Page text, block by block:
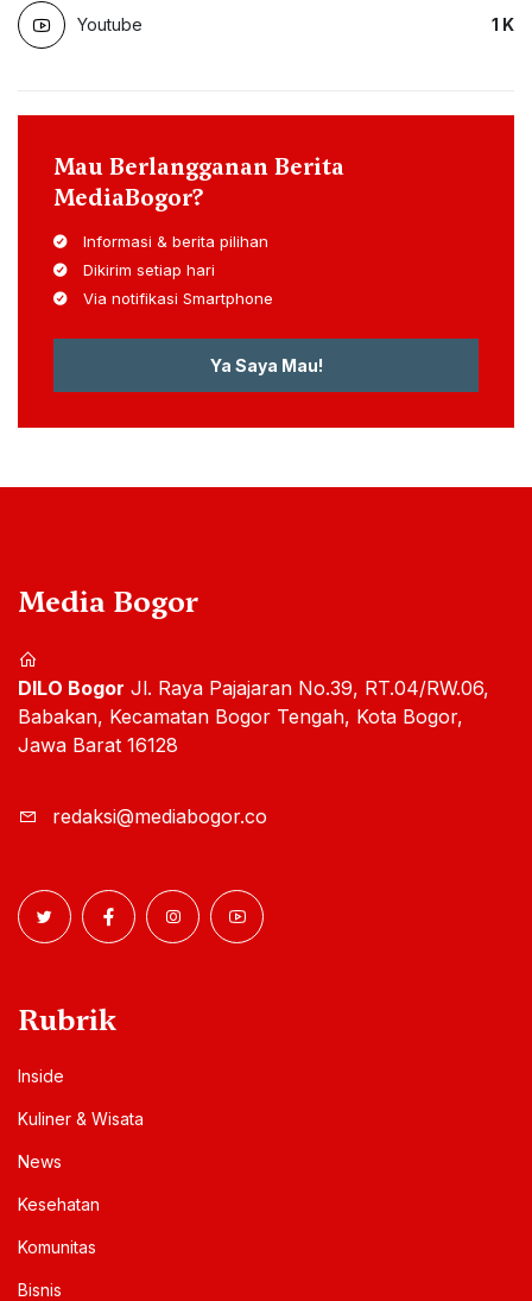
Youtube 1 K
Mau Berlangganan Berita
MediaBogor?
Informasi & berita pilihan
Dikirim setiap hari
Via notifikasi Smartphone
Ya Saya Mau!
Media Bogor
DILO Bogor Jl. Raya Pajajaran No.39, RT.04/RW.06,
Babakan, Kecamatan Bogor Tengah, Kota Bogor,
Jawa Barat 16128
redaksi@mediabogor.co
Rubrik
Inside
Kuliner & Wisata
News
Kesehatan
Komunitas
Bisnis